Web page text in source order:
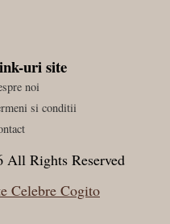
uri site
noi
si conditii
Rights Reserved
Celebre Cogito